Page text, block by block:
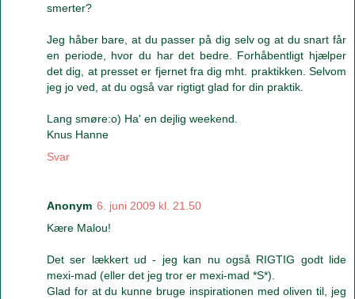
smerter?
Jeg håber bare, at du passer på dig selv og at du snart får
en periode, hvor du har det bedre. Forhåbentligt hjælper
det dig, at presset er fjernet fra dig mht. praktikken. Selvom
jeg jo ved, at du også var rigtigt glad for din praktik.
Lang smøre:o) Ha' en dejlig weekend.
Knus Hanne
Svar
Anonym 6. juni 2009 kl. 21.50
Kære Malou!
Det ser lækkert ud - jeg kan nu også RIGTIG godt lide
mexi-mad (eller det jeg tror er mexi-mad *S*).
Glad for at du kunne bruge inspirationen med oliven til, jeg